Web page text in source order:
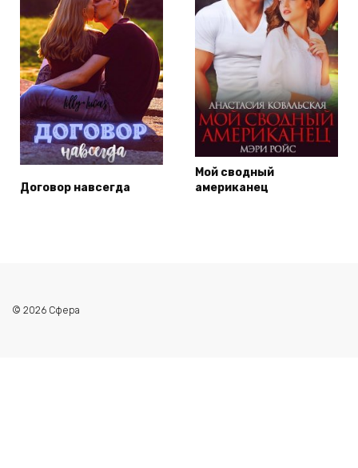
Договор навсегда
Мой сводный
американец
© 2026 Сфера